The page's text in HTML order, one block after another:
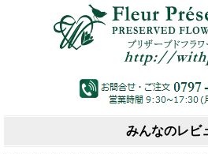
みんなのレビ